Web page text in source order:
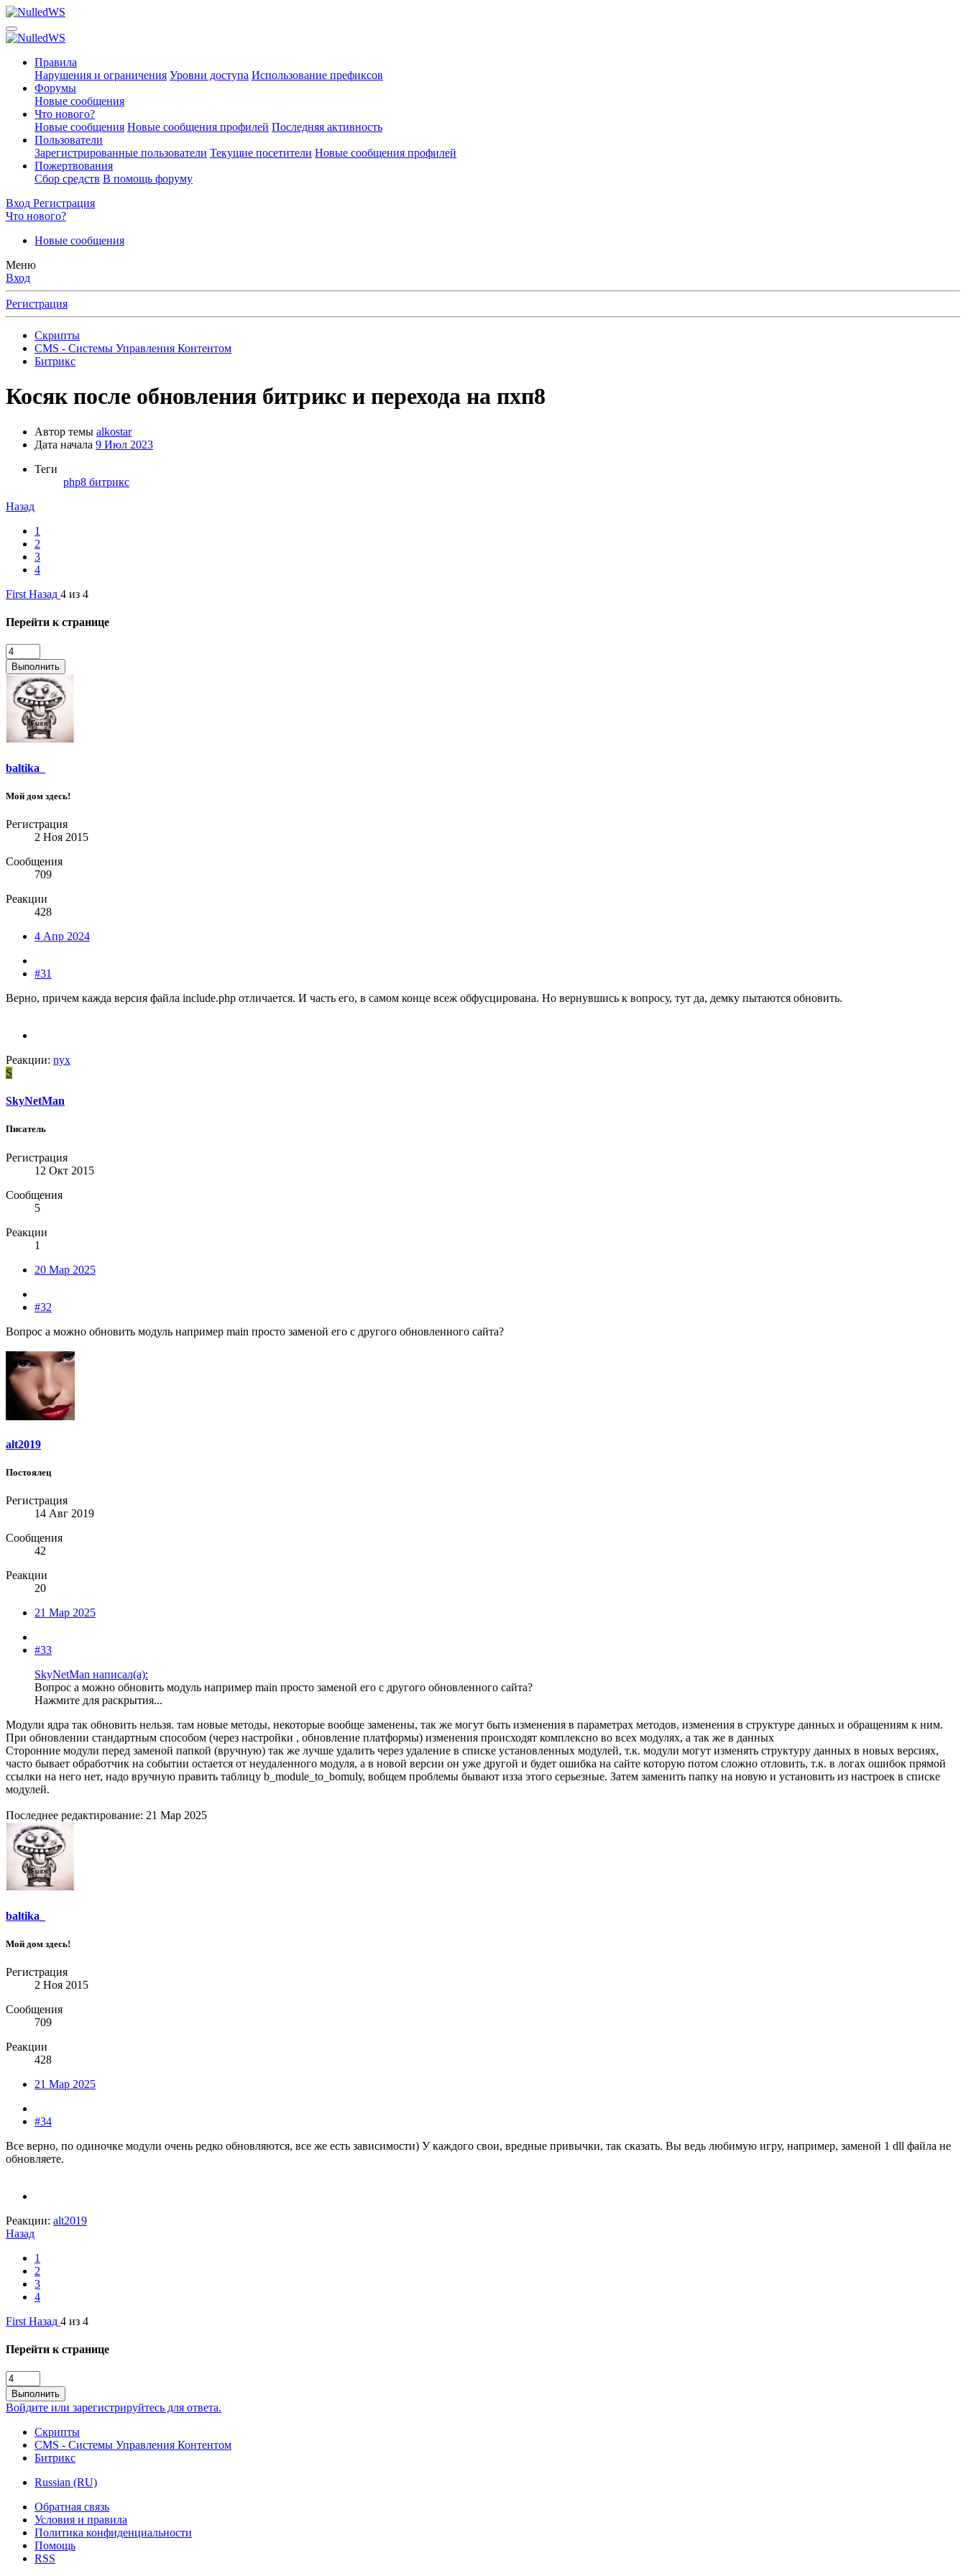
Правила
Нарушения и ограничения Уровни доступа Использование префиксов
Форумы
Новые сообщения
Что нового?
Новые сообщения Новые сообщения профилей Последняя активность
Пользователи
Зарегистрированные пользователи Текущие посетители Новые сообщения профилей
Пожертвования
Сбор средств В помощь форуму
Вход Регистрация
Что нового?
Новые сообщения
Меню
Вход
Регистрация
Скрипты
CMS - Системы Управления Контентом
Битрикс
Косяк после обновления битрикс и перехода на пхп8
Автор темы alkostar
Дата начала 9 Июл 2023
Теги
php8 битрикс
Назад
1
2
3
4
First Назад 4 из 4
Перейти к странице
Выполнить
baltika_
Мой дом здесь!
Регистрация
2 Ноя 2015
Сообщения
709
Реакции
428
4 Апр 2024
#31
Верно, причем кажда версия файла include.php отличается. И часть его, в самом конце всеж обфусцирована. Но вернувшись к вопросу, тут да, демку пытаются обновить.
Реакции: nyx
S
SkyNetMan
Писатель
Регистрация
12 Окт 2015
Сообщения
5
Реакции
1
20 Мар 2025
#32
Вопрос а можно обновить модуль например main просто заменой его с другого обновленного сайта?
alt2019
Постоялец
Регистрация
14 Авг 2019
Сообщения
42
Реакции
20
21 Мар 2025
#33
SkyNetMan написал(а):
Вопрос а можно обновить модуль например main просто заменой его с другого обновленного сайта?
Нажмите для раскрытия...
Модули ядра так обновить нельзя. там новые методы, некоторые вообще заменены, так же могут быть изменения в параметрах методов, изменения в структуре данных и обращениям к ним.
При обновлении стандартным способом (через настройки , обновление платформы) изменения происходят комплексно во всех модулях, а так же в данных
Сторонние модули перед заменой папкой (вручную) так же лучше удалить через удаление в списке установленных модулей, т.к. модули могут изменять структуру данных в новых версиях,
часто бывает обработчик на событии остается от неудаленного модуля, а в новой версии он уже другой и будет ошибка на сайте которую потом сложно отловить, т.к. в логах ошибок прямой
ссылки на него нет, надо вручную править таблицу b_module_to_bomulу, вобщем проблемы бывают изза этого серьезные. Затем заменить папку на новую и установить из настроек в списке
модулей.
Последнее редактирование: 21 Мар 2025
baltika_
Мой дом здесь!
Регистрация
2 Ноя 2015
Сообщения
709
Реакции
428
21 Мар 2025
#34
Все верно, по одиночке модули очень редко обновляются, все же есть зависимости) У каждого свои, вредные привычки, так сказать. Вы ведь любимую игру, например, заменой 1 dll файла не
обновляете.
Реакции: alt2019
Назад
1
2
3
4
First Назад 4 из 4
Перейти к странице
Выполнить
Войдите или зарегистрируйтесь для ответа.
Скрипты
CMS - Системы Управления Контентом
Битрикс
Russian (RU)
Обратная связь
Условия и правила
Политика конфиденциальности
Помощь
RSS